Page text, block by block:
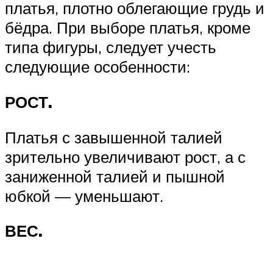
платья, плотно облегающие грудь и
бёдра. При выборе платья, кроме
типа фигуры, следует учесть
следующие особенности:
РОСТ.
Платья с завышенной талией
зрительно увеличивают рост, а с
заниженной талией и пышной
юбкой — уменьшают.
ВЕС.